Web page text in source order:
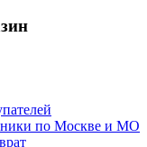
по Москве и МО